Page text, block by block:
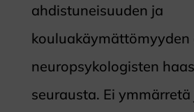
ahdistuneisuuden ja
kouluakäymättömyyden
neuropsykologisten
seurausta. Ei